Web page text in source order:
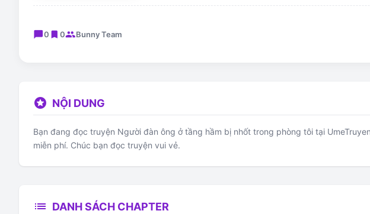
chat_bubble0 bookmark 0groupBunny Team
stars NỘI DUNG
Bạn đang đọc truyện Người đàn ông ở tầng hầm bị nhốt trong phòng tôi tại
miễn phí. Chúc bạn đọc truyện vui vẻ.
list DANH SÁCH CHAPTER